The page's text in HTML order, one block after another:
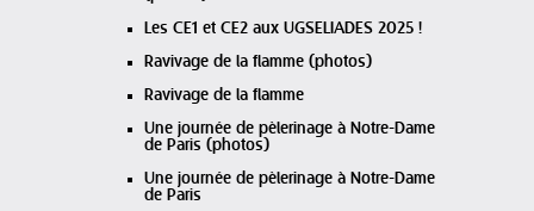
Les CE1 et CE2 aux UGSELIADES 2025 !
Ravivage de la flamme (photos)
Ravivage de la flamme
Une journée de pèlerinage à Notre-Dame
de Paris (photos)
Une journée de pèlerinage à Notre-Dame
de Paris